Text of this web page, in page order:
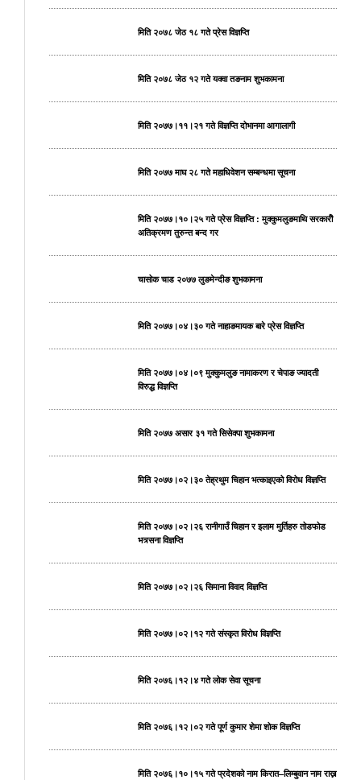
मिति २०७८ जेठ १८ गते प्रेस विज्ञप्ति
मिति २०७८ जेठ १२ गते यक्वा तङनाम शुभकामना
मिति २०७७।११।२१ गते विज्ञप्ति दोभानमा आगालागी
मिति २०७७ माघ २८ गते महाधिवेशन सम्बन्धमा सूचना
मिति २०७७।१०।२५ गते प्रेस विज्ञप्ति : मुक्कुमलुङमाथि सरकारीे
अतिक्रमण तुरुन्त बन्द गर
चासोक चाड २०७७ लुङमेन्दीङ शुभकामना
मिति २०७७।०४।३० गते नाहाङमायक बारे प्रेस विज्ञप्ति
मिति २०७७।०४।०९ मुक्कुमलुङ नामाकरण र चेपाङ ज्यादती
विरुद्ध विज्ञप्ति
मिति २०७७ असार ३१ गते सिसेक्पा शुभकामना
मिति २०७७।०२।३० तेह्रथुम चिहान भत्काइएको विरोध विज्ञप्ति
मिति २०७७।०२।२६ रानीगाउँ चिहान र इलाम मुर्तिहरु तोडफोड
भत्र्सना विज्ञप्ति
मिति २०७७।०२।२६ सिमाना विवाद विज्ञप्ति
मिति २०७७।०२।१२ गते संस्कृत विरोध विज्ञप्ति
मिति २०७६।१२।४ गते लोक सेवा सूचना
मिति २०७६।१२।०२ गते पूर्ण कुमार शेमा शोक विज्ञप्ति
मिति २०७६।१०।१५ गते प्रदेशको नाम किरात–लिम्बुवान नाम राख्न